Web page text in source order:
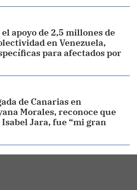
apoyo de 2,5 millones de
en Venezuela,
para afectados por
de Canarias en
Morales, reconoce que
Jara, fue “mi gran